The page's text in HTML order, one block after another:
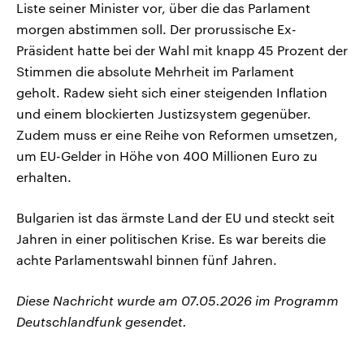
Liste seiner Minister vor, über die das Parlament
morgen abstimmen soll. Der prorussische Ex-
Präsident hatte bei der Wahl mit knapp 45 Prozent der
Stimmen die absolute Mehrheit im Parlament
geholt. Radew sieht sich einer steigenden Inflation
und einem blockierten Justizsystem gegenüber.
Zudem muss er eine Reihe von Reformen umsetzen,
um EU-Gelder in Höhe von 400 Millionen Euro zu
erhalten.
Bulgarien ist das ärmste Land der EU und steckt seit
Jahren in einer politischen Krise. Es war bereits die
achte Parlamentswahl binnen fünf Jahren.
Diese Nachricht wurde am 07.05.2026 im Programm
Deutschlandfunk gesendet.